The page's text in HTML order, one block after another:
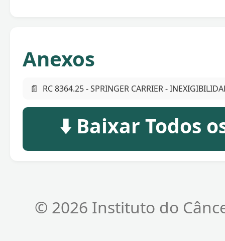
Anexos
📄 RC 8364.25 - SPRINGER CARRIER -
⬇️ Baixar Todos
© 2026 Instituto do